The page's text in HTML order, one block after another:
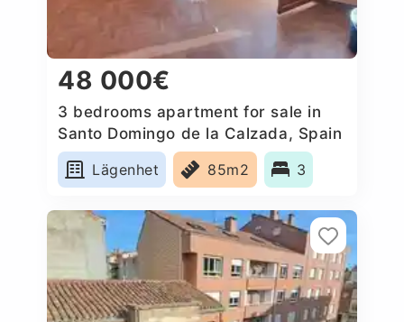
48 000€
3 bedrooms apartment for sale in
Santo Domingo de la Calzada, Spain
Lägenhet
85m2 3